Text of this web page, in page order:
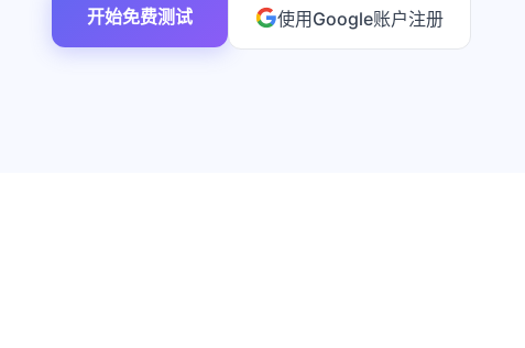
开始免费测试 使用Google账户注册